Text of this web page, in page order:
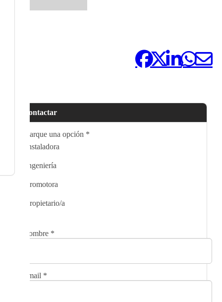
Contactar
Marque una opción *
Instaladora
Ingeniería
Promotora
Propietario/a
Nombre *
Email *